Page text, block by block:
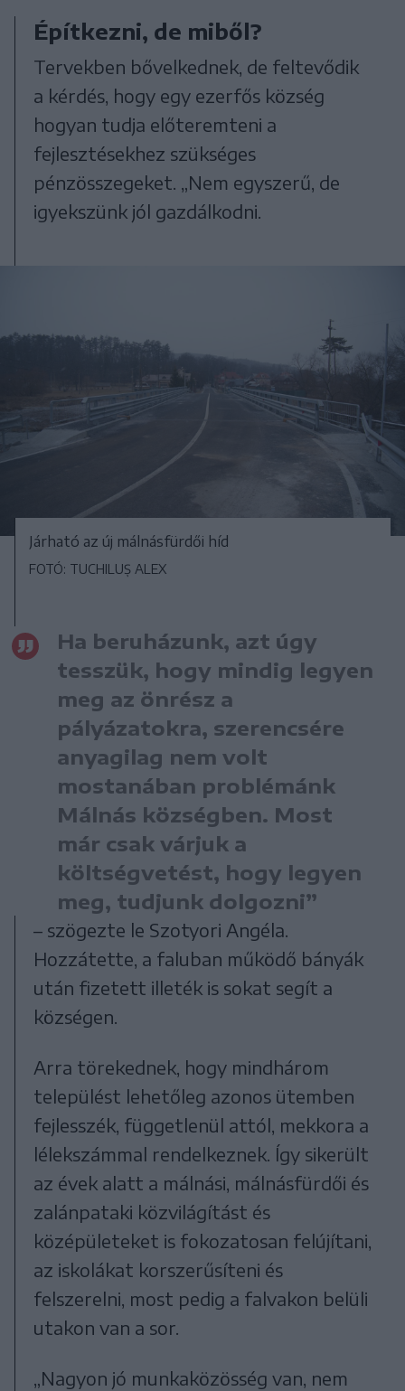
Építkezni, de miből?
Tervekben bővelkednek, de feltevődik
a kérdés, hogy egy ezerfős község
hogyan tudja előteremteni a
fejlesztésekhez szükséges
pénzösszegeket. „Nem egyszerű, de
igyekszünk jól gazdálkodni.
Járható az új málnásfürdői híd
FOTÓ: TUCHILUȘ ALEX
Ha beruházunk, azt úgy
tesszük, hogy mindig legyen
meg az önrész a
pályázatokra, szerencsére
anyagilag nem volt
mostanában problémánk
Málnás községben. Most
már csak várjuk a
költségvetést, hogy legyen
meg, tudjunk dolgozni”
– szögezte le Szotyori Angéla.
Hozzátette, a faluban működő bányák
után fizetett illeték is sokat segít a
községen.
Arra törekednek, hogy mindhárom
települést lehetőleg azonos ütemben
fejlesszék, függetlenül attól, mekkora a
lélekszámmal rendelkeznek. Így sikerült
az évek alatt a málnási, málnásfürdői és
zalánpataki közvilágítást és
középületeket is fokozatosan felújítani,
az iskolákat korszerűsíteni és
felszerelni, most pedig a falvakon belüli
utakon van a sor.
„Nagyon jó munkaközösség van, nem